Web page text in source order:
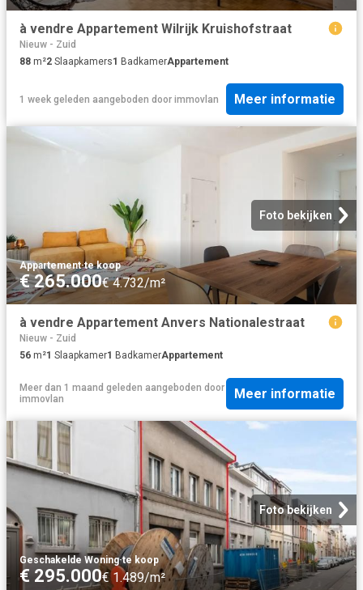
à vendre Appartement Wilrijk Kruishofstraat
Nieuw - Zuid
88 m²2 Slaapkamers1 BadkamerAppartement
1 week geleden aangeboden door immovlan Meer informatie
Foto bekijken
Appartement·te koop
€ 265.000€ 4.732/m²
à vendre Appartement Anvers Nationalestraat
Nieuw - Zuid
56 m²1 Slaapkamer1 BadkamerAppartement
Meer dan 1 maand geleden aangeboden door
immovlan
Meer informatie
Foto bekijken
Geschakelde Woning·te koop
€ 295.000€ 1.489/m²